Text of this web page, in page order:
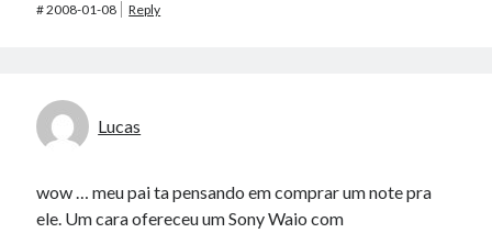
#2008-01-08 Reply
Lucas
wow … meu pai ta pensando em comprar um note pra
ele. Um cara ofereceu um Sony Waio com